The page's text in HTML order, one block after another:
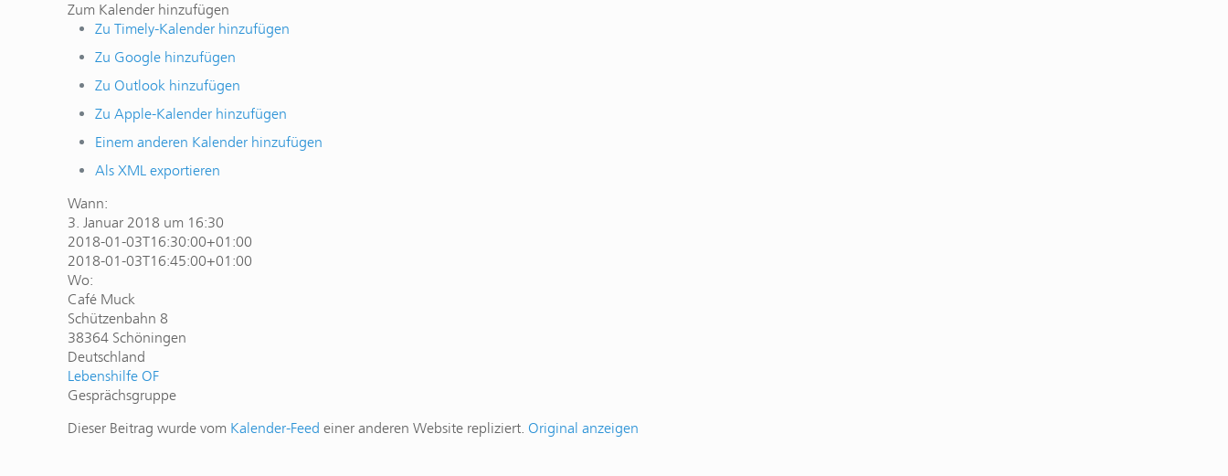
Zum Kalender hinzufügen
Zu Timely-Kalender hinzufügen
Zu Google hinzufügen
Zu Outlook hinzufügen
Zu Apple-Kalender hinzufügen
Einem anderen Kalender hinzufügen
Als XML exportieren
Wann:
3. Januar 2018 um 16:30
2018-01-03T16:30:00+01:00
2018-01-03T16:45:00+01:00
Wo:
Café Muck
Schützenbahn 8
38364 Schöningen
Deutschland
Lebenshilfe OF
Gesprächsgruppe
Dieser Beitrag wurde vom Kalender-Feed einer anderen Website repliziert.Original anzeigen